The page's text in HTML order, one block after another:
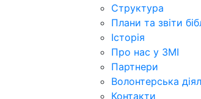
Структура
Плани та звіти
Історія
Про нас у ЗМІ
Партнери
Волонтерська
Контакти